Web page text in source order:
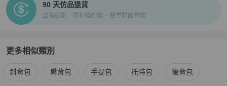
90 天仿品退貨
出貨錄影、防掉換封條、雙重防護包裝
更多相似類別
更多Stella McCartney 女包相似商品推薦
斜背包 肩背包 手提包 托特包 後背包